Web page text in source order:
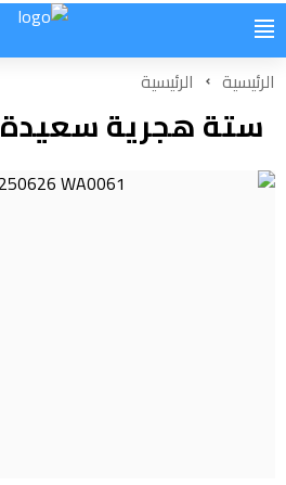
الرئيسية الرئيسية
ستة هجرية سعيدة